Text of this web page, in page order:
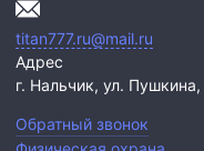
titan777.ru@mail.ru
Адрес
г. Нальчик, ул. Пушкина,
Обратный звонок